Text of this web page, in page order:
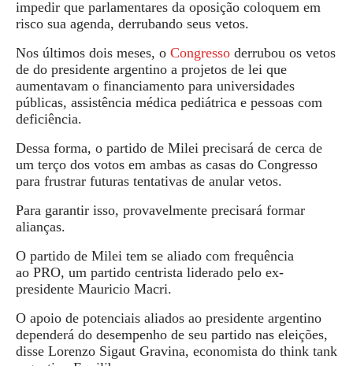
impedir que parlamentares da oposição coloquem em
risco sua agenda, derrubando seus vetos.
Nos últimos dois meses, o Congresso derrubou os vetos
de do presidente argentino a projetos de lei que
aumentavam o financiamento para universidades
públicas, assistência médica pediátrica e pessoas com
deficiência.
Dessa forma, o partido de Milei precisará de cerca de
um terço dos votos em ambas as casas do Congresso
para frustrar futuras tentativas de anular vetos.
Para garantir isso, provavelmente precisará formar
alianças.
O partido de Milei tem se aliado com frequência
ao PRO, um partido centrista liderado pelo ex-
presidente Mauricio Macri.
O apoio de potenciais aliados ao presidente argentino
dependerá do desempenho de seu partido nas eleições,
disse Lorenzo Sigaut Gravina, economista do think tank